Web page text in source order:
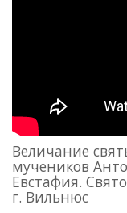
Величание
мучеников
Евстафия.
г. Вильнюс